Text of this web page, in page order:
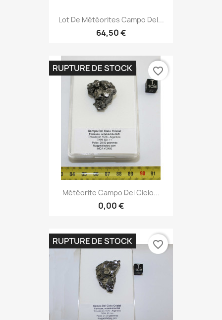
Lot De Météorites Campo Del...
64,50 €
Météorite Campo Del Cielo...
0,00 €
RUPTURE DE STOCK favorite_border
RUPTURE DE STOCK favorite_border